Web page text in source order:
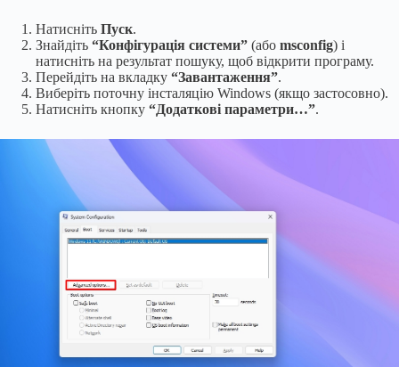
Натисніть Пуск.
Знайдіть “Конфігурація системи” (або msconfig) і
натисніть на результат пошуку, щоб відкрити програму.
Перейдіть на вкладку “Завантаження”.
Виберіть поточну інсталяцію Windows (якщо застосовно).
Натисніть кнопку “Додаткові параметри…”.